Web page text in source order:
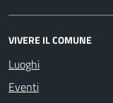
VIVERE IL COMUNE
Luoghi
Eventi